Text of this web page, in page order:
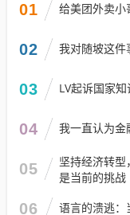
01 给美团外卖小
02 我对随坡这件
03 LV起诉国家
04 我一直认为金
05
坚持经济转
是当前的挑战
06 语言的溃逃：